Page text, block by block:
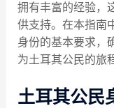
拥有丰富的经验，
供支持。在本指南
身份的基本要求，
为土耳其公民的旅
土耳其公民